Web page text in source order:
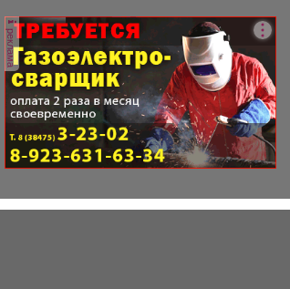
Мужчина скончался....
реклама